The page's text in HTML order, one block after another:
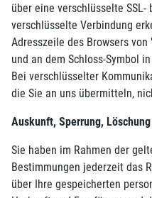
über eine verschlüsselte SSL-
verschlüsselte Verbindung
Adresszeile des Browsers
und an dem Schloss-Symbol
Bei verschlüsselter
die Sie an uns übermitteln,
Auskunft, Sperrung, Löschung
Sie haben im Rahmen der
Bestimmungen jederzeit das
über Ihre gespeicherten